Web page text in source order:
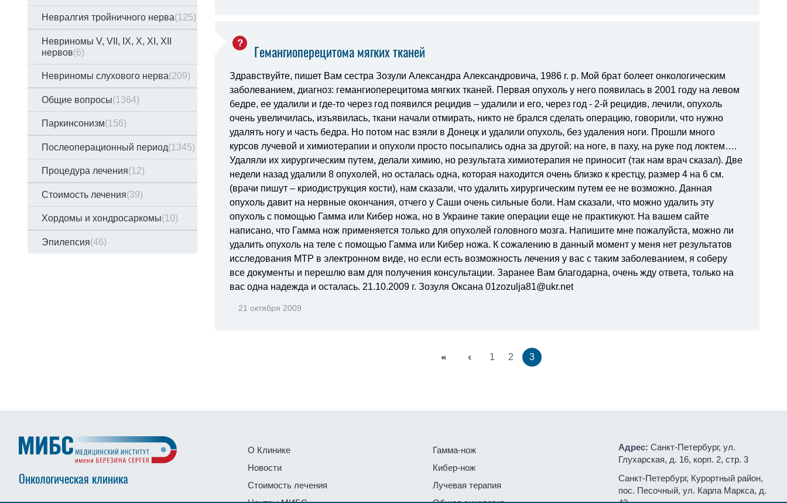
Невралгия тройничного нерва(125)
Невриномы V, VII, IX, X, XI, XII
нервов(6)
Невриномы слухового нерва(209)
Общие вопросы(1364)
Паркинсонизм(156)
Послеоперационный период(1345)
Процедура лечения(12)
Стоимость лечения(39)
Хордомы и хондросаркомы(10)
Эпилепсия(46)
Гемангиоперецитома мягких тканей
Здравствуйте, пишет Вам сестра Зозули Александра Александровича, 1986 г. р. Мой брат болеет онкологическим
заболеванием, диагноз: гемангиоперецитома мягких тканей. Первая опухоль у него появилась в 2001 году на левом
бедре, ее удалили и где-то через год появился рецидив – удалили и его, через год - 2-й рецидив, лечили, опухоль
очень увеличилась, изъявилась, ткани начали отмирать, никто не брался сделать операцию, говорили, что нужно
удалять ногу и часть бедра. Но потом нас взяли в Донецк и удалили опухоль, без удаления ноги. Прошли много
курсов лучевой и химиотерапии и опухоли просто посыпались одна за другой: на ноге, в паху, на руке под локтем….
Удаляли их хирургическим путем, делали химию, но результата химиотерапия не приносит (так нам врач сказал). Две
недели назад удалили 8 опухолей, но осталась одна, которая находится очень близко к крестцу, размер 4 на 6 см.
(врачи пишут – криодиструкция кости), нам сказали, что удалить хирургическим путем ее не возможно. Данная
опухоль давит на нервные окончания, отчего у Саши очень сильные боли. Нам сказали, что можно удалить эту
опухоль с помощью Гамма или Кибер ножа, но в Украине такие операции еще не практикуют. На вашем сайте
написано, что Гамма нож применяется только для опухолей головного мозга. Напишите мне пожалуйста, можно ли
удалить опухоль на теле с помощью Гамма или Кибер ножа. К сожалению в данный момент у меня нет результатов
исследования МТР в электронном виде, но если есть возможность лечения у вас с таким заболеванием, я соберу
все документы и перешлю вам для получения консультации. Заранее Вам благодарна, очень жду ответа, только на
вас одна надежда и осталась. 21.10.2009 г. Зозуля Оксана 01zozulja81@ukr.net
21 октября 2009
1 2 3
Онкологическая клиника
О Клинике
Новости
Стоимость лечения
Гамма-нож
Кибер-нож
Лучевая терапия
Адрес: Санкт-Петербург, ул.
Глухарская, д. 16, корп. 2, стр. 3
Санкт-Петербург, Курортный район,
пос. Песочный, ул. Карла Маркса, д.